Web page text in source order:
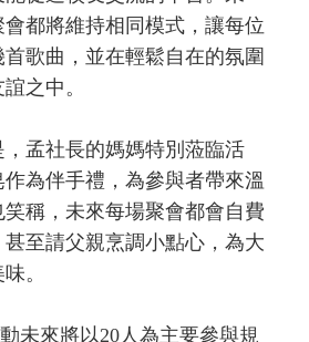
都將維持相同模式，讓每位
歌曲，並在輕鬆自在的氛圍
之中。
孟社長的媽媽特別蒞臨活
為伴手禮，為參與者帶來溫
稱，未來每場聚會都會自費
至請父親烹調小點心，為大
。
來將以20人為主要參與規